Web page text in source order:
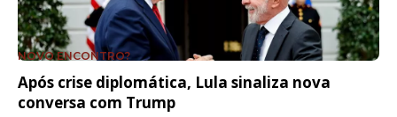
NOVO ENCONTRO?
Após crise diplomática, Lula sinaliza nova
conversa com Trump